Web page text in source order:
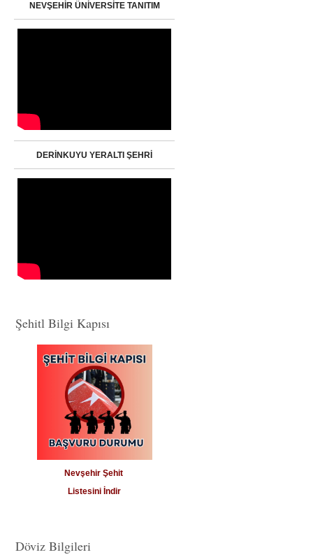
NEVŞEHİR ÜNİVERSİTE TANITIM
DERİNKUYU YERALTI ŞEHRİ
Şehitl Bilgi Kapısı
Nevşehir Şehit
Listesini İndir
Döviz Bilgileri